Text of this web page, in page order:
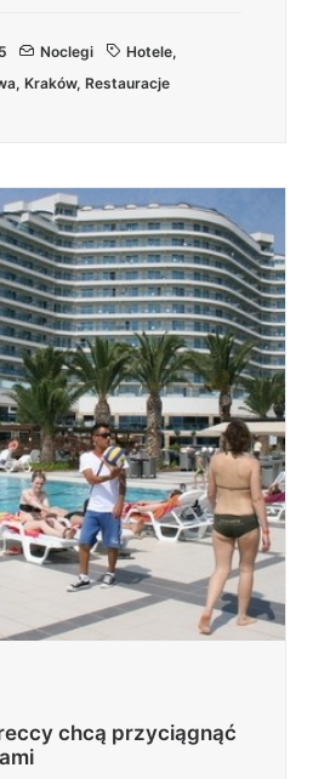
Noclegi Hotele,
, Kraków, Restauracje
chcą przyciągnąć